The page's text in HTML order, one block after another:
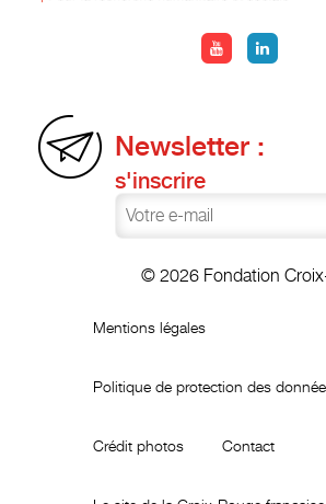
Newsletter :
s'inscrire
© 2026 Fondation
Mentions légales
Politique de protection des
Crédit photos Contact